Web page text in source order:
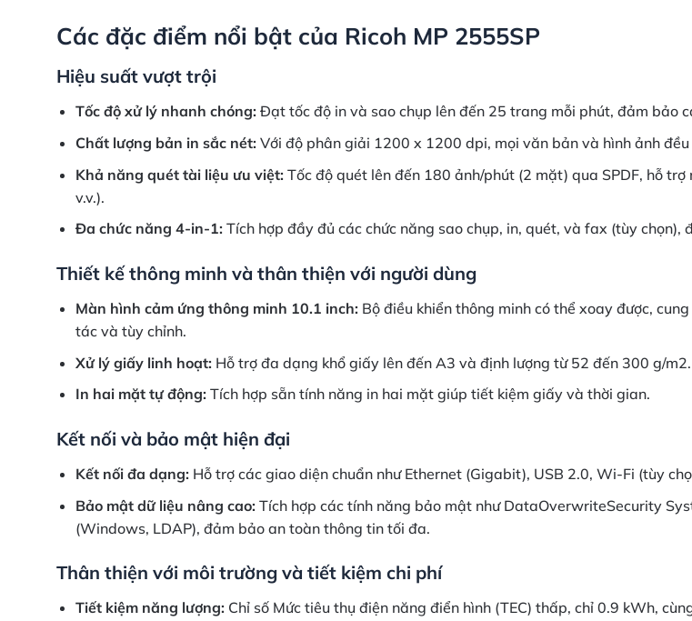
Các đặc điểm nổi bật của Ricoh MP 2555SP
Hiệu suất vượt trội
Tốc độ xử lý nhanh chóng:Đạt tốc độ in và sao chụp lên đến 25 trang mỗi phút, đảm bảo
Chất lượng bản in sắc nét:Với độ phân giải 1200 x 1200 dpi, mọi văn bản và hình ảnh
Khả năng quét tài liệu ưu việt:Tốc độ quét lên đến 180 ảnh/phút (2 mặt) qua SPDF, hỗ
v.v.).
Đa chức năng 4-in-1:Tích hợp đầy đủ các chức năng sao chụp, in, quét, và fax (tùy chọn),
Thiết kế thông minh và thân thiện với người dùng
Màn hình cảm ứng thông minh 10.1 inch:Bộ điều khiển thông minh có thể xoay được,
tác và tùy chỉnh.
Xử lý giấy linh hoạt:Hỗ trợ đa dạng khổ giấy lên đến A3 và định lượng từ 52 đến 300 g/
In hai mặt tự động:Tích hợp sẵn tính năng in hai mặt giúp tiết kiệm giấy và thời gian.
Kết nối và bảo mật hiện đại
Kết nối đa dạng:Hỗ trợ các giao diện chuẩn như Ethernet (Gigabit), USB 2.0, Wi-Fi (tùy
Bảo mật dữ liệu nâng cao:Tích hợp các tính năng bảo mật như DataOverwriteSecurity
(Windows, LDAP), đảm bảo an toàn thông tin tối đa.
Thân thiện với môi trường và tiết kiệm chi phí
Tiết kiệm năng lượng:Chỉ số Mức tiêu thụ điện năng điển hình (TEC) thấp, chỉ 0.9 kWh,